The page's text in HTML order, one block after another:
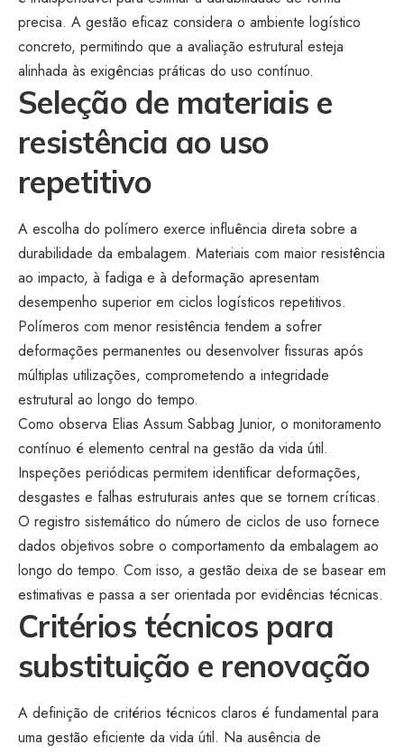
precisa. A gestão eficaz considera o ambiente logístico
concreto, permitindo que a avaliação estrutural esteja
alinhada às exigências práticas do uso contínuo.
Seleção de materiais e
resistência ao uso
repetitivo
A escolha do polímero exerce influência direta sobre a
durabilidade da embalagem. Materiais com maior resistência
ao impacto, à fadiga e à deformação apresentam
desempenho superior em ciclos logísticos repetitivos.
Polímeros com menor resistência tendem a sofrer
deformações permanentes ou desenvolver fissuras após
múltiplas utilizações, comprometendo a integridade
estrutural ao longo do tempo.
Como observa Elias Assum Sabbag Junior, o monitoramento
contínuo é elemento central na gestão da vida útil.
Inspeções periódicas permitem identificar deformações,
desgastes e falhas estruturais antes que se tornem críticas.
O registro sistemático do número de ciclos de uso fornece
dados objetivos sobre o comportamento da embalagem ao
longo do tempo. Com isso, a gestão deixa de se basear em
estimativas e passa a ser orientada por evidências técnicas.
Critérios técnicos para
substituição e renovação
A definição de critérios técnicos claros é fundamental para
uma gestão eficiente da vida útil. Na ausência de